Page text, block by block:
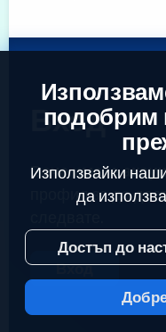
Вход
Вече имате
профил за да
Вход
подобрим
Използвайки
да
Достъп до